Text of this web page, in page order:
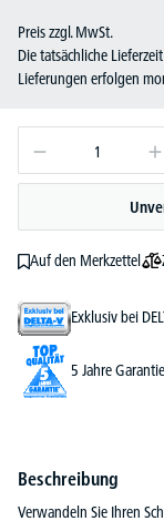
Preis zzgl. MwSt.
Die tatsächliche
Lieferungen erfolgen
Auf den Merkzettel
Exklusiv bei
5 Jahre Garantie
Beschreibung
Verwandeln Sie Ihren